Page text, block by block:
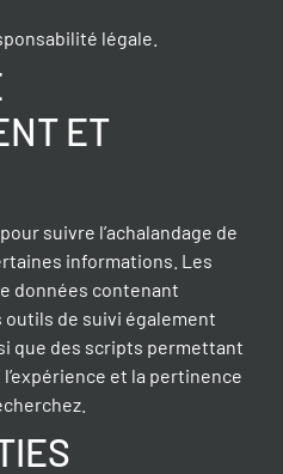
légale.
ET
suivre l’achalandage de
informations. Les
données contenant
de suivi également
que des scripts permettant
et la pertinence